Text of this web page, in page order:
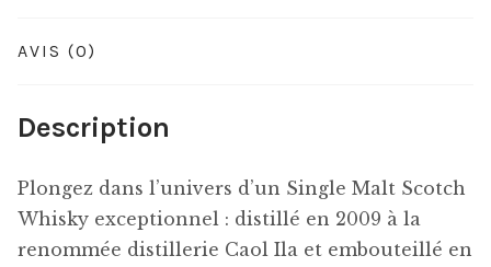
AVIS (0)
Description
Plongez dans l’univers d’un Single Malt Scotch
Whisky exceptionnel : distillé en 2009 à la
renommée distillerie Caol Ila et embouteillé en